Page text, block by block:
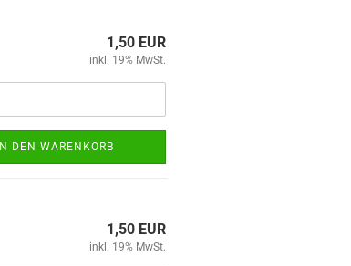
1,50 EUR
inkl. 19% MwSt.
IN DEN WARENKORB
1,50 EUR
inkl. 19% MwSt.